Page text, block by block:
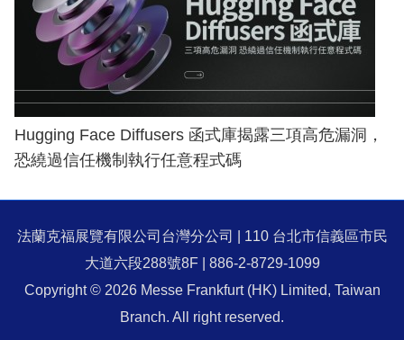
Hugging Face Diffusers 函式庫揭露三項高危漏洞，
恐繞過信任機制執行任意程式碼
法蘭克福展覽有限公司台灣分公司 | 110 台北市信義區市民
大道六段288號8F | 886-2-8729-1099
Copyright © 2026 Messe Frankfurt (HK) Limited, Taiwan
Branch. All right reserved.